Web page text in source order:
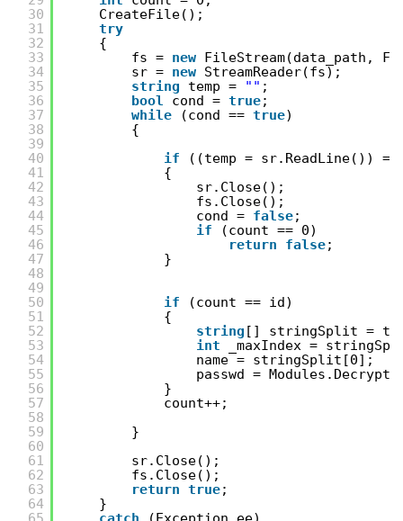
30
31
32
33
34
35
36
37
38
39
40
41
42
43
44
45
46
47
48
49
50
51
52
53
54
55
56
57
58
59
60
61
62
63
64
CreateFile();
try
{
fs = new FileStream(data_path,
sr = new StreamReader(fs);
string
temp = "" ;
bool
cond = true;
while
(cond == true)
{
if
((temp = sr.ReadLine())
{
sr.Close();
fs.Close();
cond = false;
if
(count == 0)
return
false;
}
if
(count == id)
{
string [] stringSplit =
int
_maxIndex =
name = stringSplit[0];
passwd =
}
count++;
}
sr.Close();
fs.Close();
return true;
}